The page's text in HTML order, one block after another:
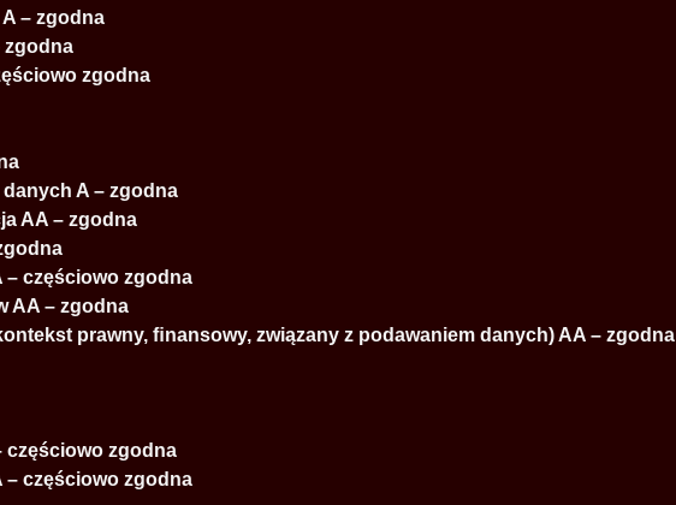
– zgodna
zgodna
zgodna
A – zgodna
AA – zgodna
– częściowo zgodna
AA – zgodna
prawny, ﬁnansowy, związany z podawaniem danych) AA – zgodna
częściowo zgodna
– częściowo zgodna